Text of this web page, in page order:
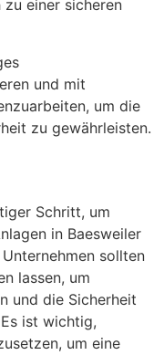
einer sicheren
und mit
um die
zu gewährleisten.
Schritt, um
in Baesweiler
sollten
lassen, um
und die Sicherheit
ist wichtig,
um eine